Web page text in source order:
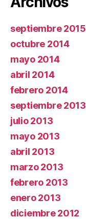
septiembre 2015
octubre 2014
mayo 2014
abril 2014
febrero 2014
septiembre 2013
julio 2013
mayo 2013
abril 2013
marzo 2013
febrero 2013
enero 2013
diciembre 2012